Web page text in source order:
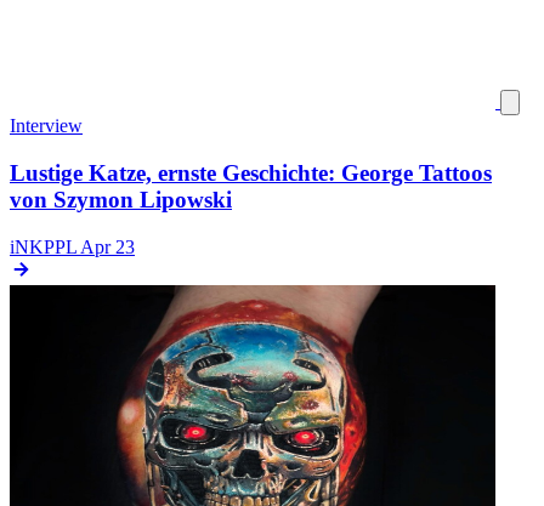
Interview
Lustige Katze, ernste Geschichte: George Tattoos
von Szymon Lipowski
iNKPPL Apr 23